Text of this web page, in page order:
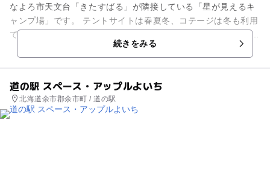
なよろ市天文台「きたすばる」が隣接している「星が見えるキ
ャンプ場」です。 テントサイトは春夏冬、コテージは冬も利用
できます。 コテージは5棟。1階はリビング・ダイニングキッチ
続きをみる
道の駅 スペース・アップルよいち
北海道余市郡余市町 / 道の駅